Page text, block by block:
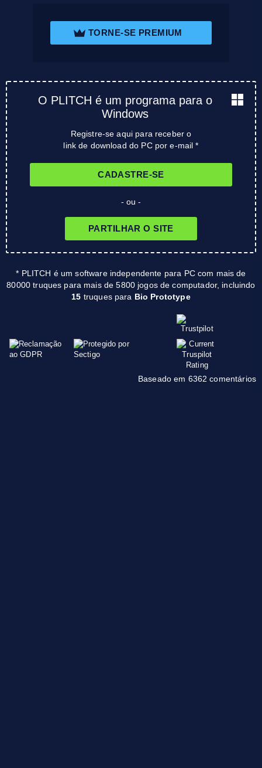
TORNE-SE PREMIUM
O PLITCH é um programa para o
Windows
Registre-se aqui para receber o
link de download do PC por e-mail *
CADASTRE-SE
- ou -
PARTILHAR O SITE
* PLITCH é um software independente para PC com mais de
80000 truques para mais de 5800 jogos de computador, incluindo
15 truques para Bio Prototype
Baseado em 6362 comentários